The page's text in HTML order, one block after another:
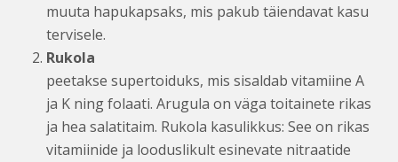
muuta hapukapsaks, mis pakub täiendavat kasu
tervisele.
Rukola
peetakse supertoiduks, mis sisaldab vitamiine A
ja K ning folaati. Arugula on väga toitainete rikas
ja hea salatitaim. Rukola kasulikkus: See on rikas
vitamiinide ja looduslikult esinevate nitraatide